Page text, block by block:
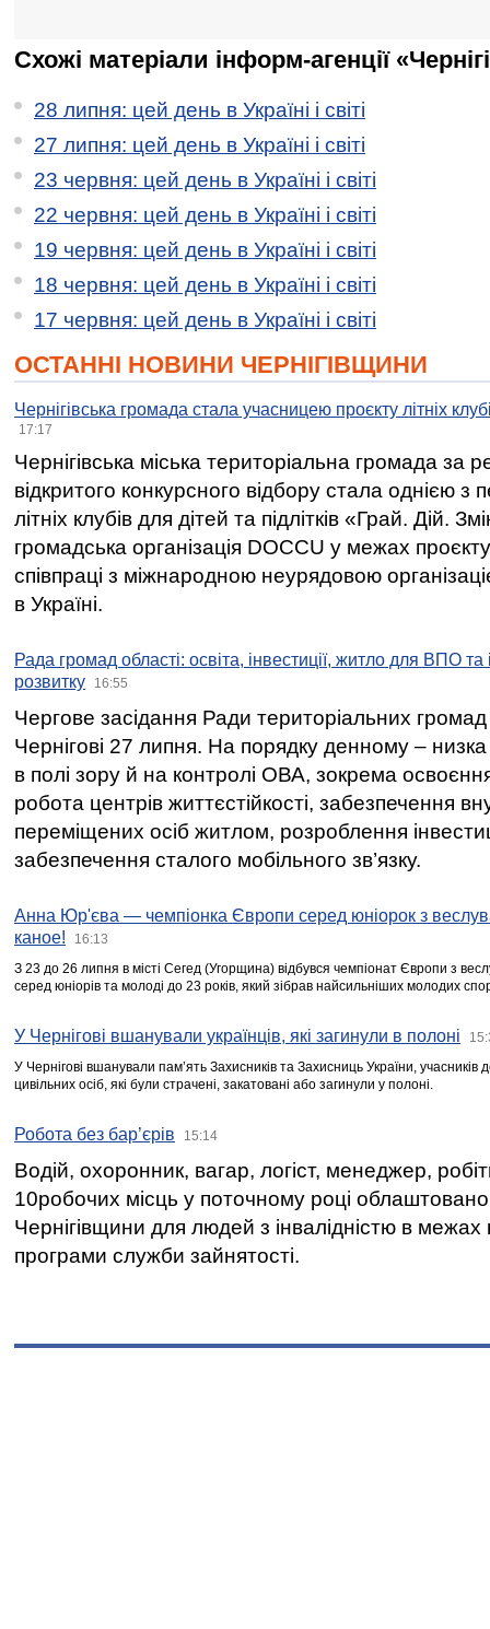
Схожі матеріали інформ-агенції
28 липня: цей день в Україні і світі
27 липня: цей день в Україні і світі
23 червня: цей день в Україні і світі
22 червня: цей день в Україні і світі
19 червня: цей день в Україні і світі
18 червня: цей день в Україні і світі
17 червня: цей день в Україні і світі
ОСТАННІ НОВИНИ ЧЕРНІГІВЩИНИ
Чернігівська громада стала учасницею проєкту літніх
17:17
Чернігівська міська територіальна громада за
відкритого конкурсного відбору стала однією
літніх клубів для дітей та підлітків «Грай. Дій.
громадська організація DOCCU у межах
співпраці з міжнародною неурядовою
в Україні.
Рада громад області: освіта, інвестиції, житло для ВПО
розвитку
16:55
Чергове засідання Ради територіальних громад
Чернігові 27 липня. На порядку денному –
в полі зору й на контролі ОВА, зокрема освоєння
робота центрів життєстійкості, забезпечення
переміщених осіб житлом, розроблення
забезпечення сталого мобільного зв’язку.
Анна Юр'єва — чемпіонка Європи серед юніорок з
каное!
16:13
З 23 до 26 липня в місті Сегед (Угорщина) відбувся чемпіонат Європи з
серед юніорів та молоді до 23 років, який зібрав найсильніших молодих
У Чернігові вшанували українців, які загинули в полоні
У Чернігові вшанували пам’ять Захисників та Захисниць України,
цивільних осіб, які були страчені, закатовані або загинули у полоні.
Робота без бар’єрів 15:14
Водій, охоронник, вагар, логіст, менеджер,
10робочих місць у поточному році
Чернігівщини для людей з інвалідністю в межах
програми служби зайнятості.